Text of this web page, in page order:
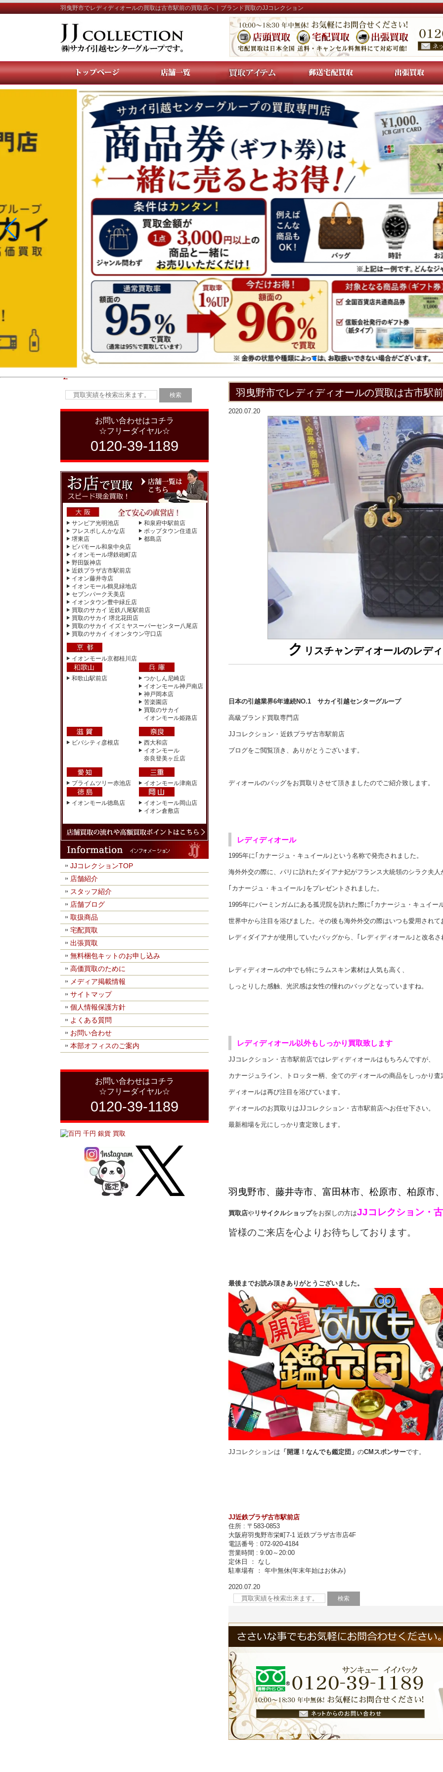
羽曳野市でレディディオールの買取は古市駅前の買取店へ｜ブランド買取のJJコレクション
お問い合わせはコチラ
☆フリーダイヤル☆
0120-39-1189
サンピア光明池店
フレスポしんかな店
堺東店
和泉府中駅前店
ポップタウン住道店
都島店
ビバモール和泉中央店
イオンモール堺鉄砲町店
野田阪神店
近鉄プラザ古市駅前店
イオン藤井寺店
イオンモール鶴見緑地店
セブンパーク天美店
イオンタウン豊中緑丘店
買取のサカイ 近鉄八尾駅前店
買取のサカイ 堺北花田店
買取のサカイ イズミヤスーパーセンター八尾店
買取のサカイ イオンタウン守口店
イオンモール京都桂川店
和歌山駅前店
つかしん尼崎店
イオンモール神戸南店
神戸岡本店
苦楽園店
買取のサカイ
イオンモール姫路店
ビバシティ彦根店
西大和店
イオンモール
奈良登美ヶ丘店
プライムツリー赤池店 イオンモール津南店
イオンモール徳島店
イオンモール岡山店
イオン倉敷店
JJコレクションTOP
店舗紹介
スタッフ紹介
店舗ブログ
取扱商品
宅配買取
出張買取
無料梱包キットのお申し込み
高価買取のために
メディア掲載情報
サイトマップ
個人情報保護方針
よくある質問
お問い合わせ
本部オフィスのご案内
お問い合わせはコチラ
☆フリーダイヤル☆
0120-39-1189
羽曳野市でレディディオールの買取は古市駅
2020.07.20
ク リスチャンディオールのレデ
日本の引越業界6年連続NO.1 サカイ引越センターグループ
高級ブランド買取専門店
JJコレクション・近鉄プラザ古市駅前店
ブログをご閲覧頂き、ありがとうございます。
ディオールのバッグをお買取りさせて頂きましたのでご紹介致します。
レディディオール
1995年に｢カナージュ・キュイール｣という名称で発売されました。
海外外交の際に、パリに訪れたダイアナ妃がフランス大統領のシラク夫人
｢カナージュ・キュイール｣をプレゼントされました。
1995年にバーミンガムにある孤児院を訪れた際に｢カナージュ・キュイー
世界中から注目を浴びました。その後も海外外交の際はいつも愛用されて
レディダイアナが使用していたバッグから、｢レディディオール｣と改名さ
レディディオールの中でも特にラムスキン素材は人気も高く、
しっとりした感触、光沢感は女性の憧れのバッグとなっていますね。
レディディオール以外もしっかり買取致します
JJコレクション・古市駅前店ではレディディオールはもちろんですが、
カナージュライン、トロッター柄、全てのディオールの商品をしっかり査
ディオールは再び注目を浴びています。
ディオールのお買取りはJJコレクション・古市駅前店へお任せ下さい。
最新相場を元にしっかり査定致します。
羽曳野市、藤井寺市、富田林市、 松原市、柏原市
買取店や リサイクルショップをお探しの方はJJコレクション・
皆様のご来店を心よりお待ちしております。
最後までお読み頂きありがとうございました。
JJコレクションは 「開運！なんでも鑑定団」 のCMスポンサーです。
JJ近鉄プラザ古市駅前店
住所 : 〒583-0853
大阪府羽曳野市栄町7-1 近鉄プラザ古市店4F
電話番号 : 072-920-4184
営業時間 : 9:00～20:00
定休日 ： なし
駐車場有 ： 年中無休(年末年始はお休み)
2020.07.20